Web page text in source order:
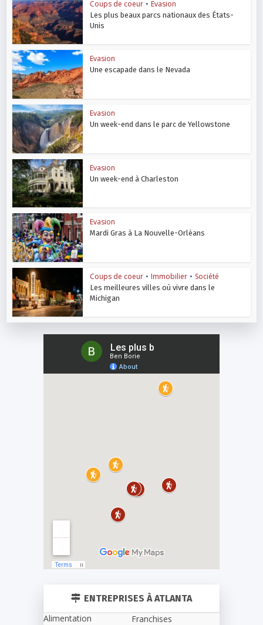
Coups de coeur • Evasion
Les plus beaux parcs nationaux des États-
Unis
Evasion
Une escapade dans le Nevada
Evasion
Un week-end dans le parc de Yellowstone
Evasion
Un week-end à Charleston
Evasion
Mardi Gras à La Nouvelle-Orléans
Coups de coeur • Immobilier • Société
Les meilleures villes où vivre dans le
Michigan
ENTREPRISES À ATLANTA
Alimentation
Franchises